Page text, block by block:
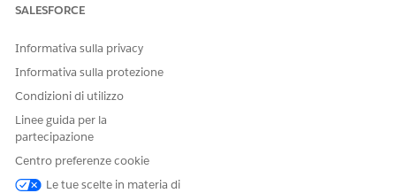
SALESFORCE
Informativa sulla privacy
Informativa sulla protezione
Condizioni di utilizzo
Linee guida per la
partecipazione
Centro preferenze cookie
Le tue scelte in materia di